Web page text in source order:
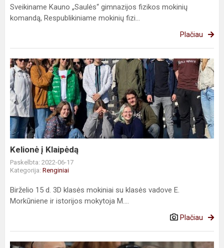
Sveikiname Kauno „Saulės“ gimnazijos fizikos mokinių
komandą, Respublikiniame mokinių fizi...
Plačiau
Kelionė
į
Klaipėdą
Kelionė į Klaipėdą
Paskelbta: 2022-06-17
Kategorija: Renginiai
Birželio 15 d. 3D klasės mokiniai su klasės vadove E.
Morkūniene ir istorijos mokytoja M....
Plačiau